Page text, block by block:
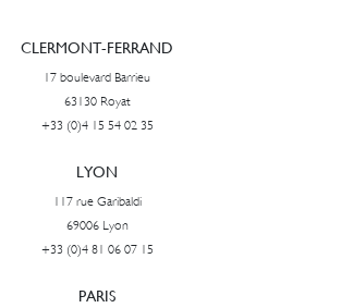
CLERMONT-FERRAND
17 boulevard Barrieu
63130 Royat
+33 (0)4 15 54 02 35
LYON
117 rue Garibaldi
69006 Lyon
+33 (0)4 81 06 07 15
PARIS